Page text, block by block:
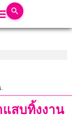
สบทิ้งงาน